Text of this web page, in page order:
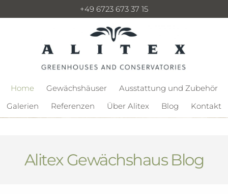
+49 6723 673 37 15
Home Gewächshäuser
Ausstattung und Zubehör
Galerien
Referenzen Über Alitex Blog Kontakt
Alitex Gewächshaus Blog